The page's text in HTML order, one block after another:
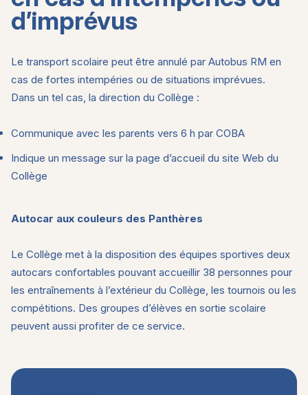
d’imprévus
Le transport scolaire peut être annulé par Autobus RM en
cas de fortes intempéries ou de situations imprévues.
Dans un tel cas, la direction du Collège :
Communique avec les parents vers 6 h par COBA
Indique un message sur la page d’accueil du site Web du
Collège
Autocar aux couleurs des Panthères
Le Collège met à la disposition des équipes sportives deux
autocars confortables pouvant accueillir 38 personnes pour
les entraînements à l’extérieur du Collège, les tournois ou les
compétitions. Des groupes d’élèves en sortie scolaire
peuvent aussi profiter de ce service.